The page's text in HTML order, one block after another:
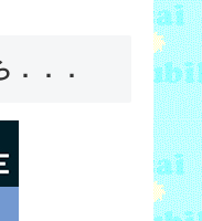
．．